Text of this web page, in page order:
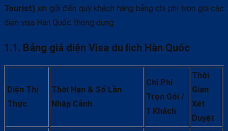
Tourist) xin gửi đến quý khách hàng bảng chi phí trọn gói các
diện visa Hàn Quốc thông dụng:
1.1. Bảng giá diện Visa du lịch Hàn Quốc
Diện Thị
Thực
Thời Hạn & Số Lần
Nhập Cảnh
Chi Phí
Trọn Gói /
1 Khách
Thời
Gian
Xét
Duyệt